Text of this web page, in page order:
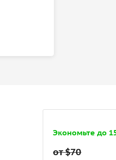
Экономьте до